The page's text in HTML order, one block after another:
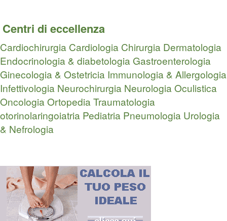
Centri di eccellenza
Cardiochirurgia Cardiologia Chirurgia Dermatologia
Endocrinologia & diabetologia Gastroenterologia
Ginecologia & Ostetricia Immunologia & Allergologia
Infettivologia Neurochirurgia NeurologiaOculistica
OncologiaOrtopedia Traumatologia
otorinolaringoiatria Pediatria Pneumologia Urologia
& Nefrologia